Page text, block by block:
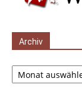
Archiv
Archiv